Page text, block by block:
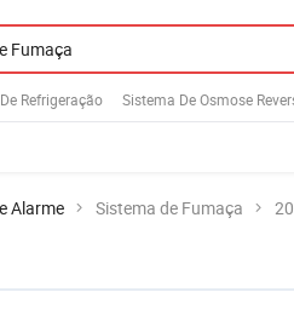
Refrigeração Sistema De Osmose
Alarme Sistema de Fumaça